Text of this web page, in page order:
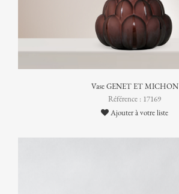
Vase GENET ET MICHON
Référence : 17169
Ajouter à votre liste